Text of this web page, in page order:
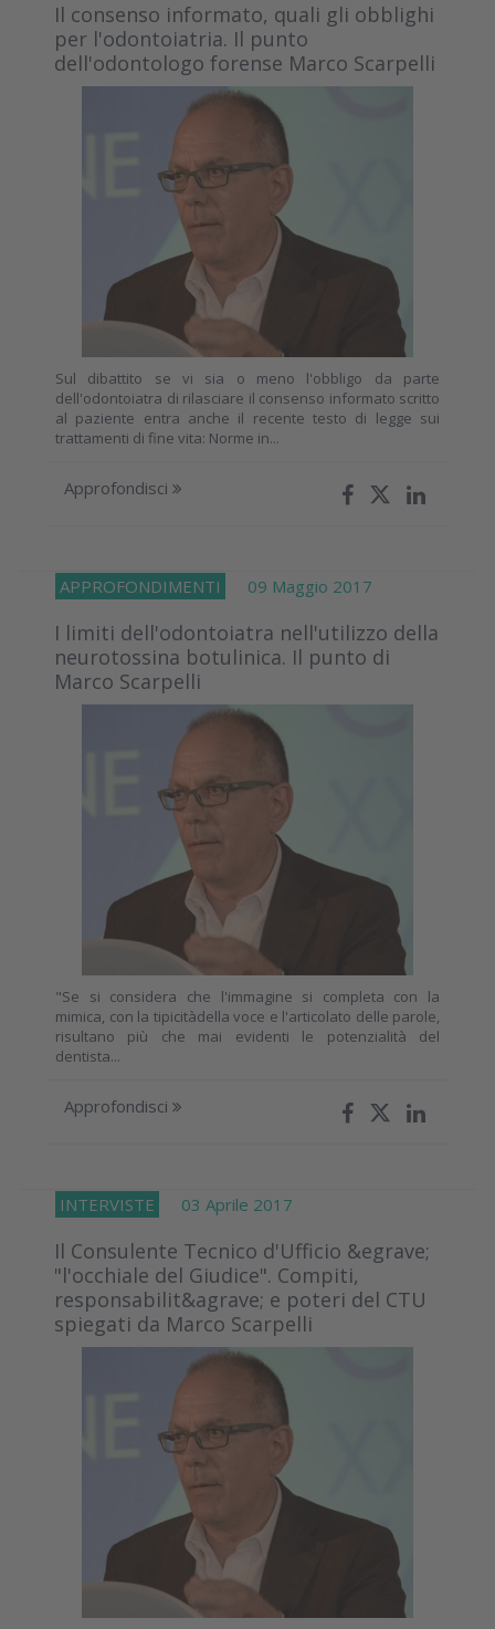
Il consenso informato, quali gli obblighi
per l'odontoiatria. Il punto
dell'odontologo forense Marco Scarpelli
Sul dibattito se vi sia o meno l'obbligo da parte
dell'odontoiatra di rilasciare il consenso informato scritto
al paziente entra anche il recente testo di legge sui
trattamenti di fine vita: Norme in...
Approfondisci
APPROFONDIMENTI 09 Maggio 2017
I limiti dell'odontoiatra nell'utilizzo della
neurotossina botulinica. Il punto di
Marco Scarpelli
"Se si considera che l'immagine si completa con la
mimica, con la tipicitàdella voce e l'articolato delle parole,
risultano più che mai evidenti le potenzialità del
dentista...
Approfondisci
INTERVISTE 03 Aprile 2017
Il Consulente Tecnico d'Ufficio &egrave;
"l'occhiale del Giudice". Compiti,
responsabilit&agrave; e poteri del CTU
spiegati da Marco Scarpelli